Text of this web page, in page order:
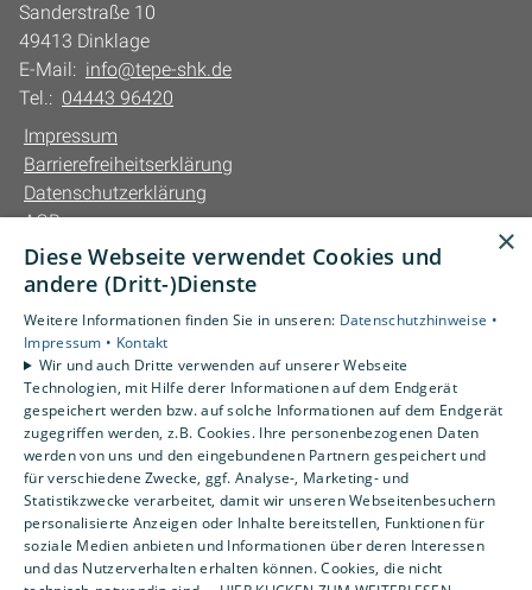
Sanderstraße 10
49413 Dinklage
E-Mail: info@tepe-shk.de
Tel.: 04443 96420
Impressum
Barrierefreiheitserklärung
Datenschutzerklärung
AGB
Unsere Bereiche
Gewerbekunden
Karriere
Unternehmen
Kontakt
×
Diese Webseite verwendet Cookies und
andere (Dritt-)Dienste
Weitere Informationen finden Sie in unseren: Datenschutzhinweise •
Impressum • Kontakt
Wir und auch Dritte verwenden auf unserer Webseite
Technologien, mit Hilfe derer Informationen auf dem Endgerät
gespeichert werden bzw. auf solche Informationen auf dem Endgerät
zugegriffen werden, z.B. Cookies. Ihre personenbezogenen Daten
werden von uns und den eingebundenen Partnern gespeichert und
für verschiedene Zwecke, ggf. Analyse-, Marketing- und
Statistikzwecke verarbeitet, damit wir unseren Webseitenbesuchern
personalisierte Anzeigen oder Inhalte bereitstellen, Funktionen für
soziale Medien anbieten und Informationen über deren Interessen
und das Nutzerverhalten erhalten können. Cookies, die nicht